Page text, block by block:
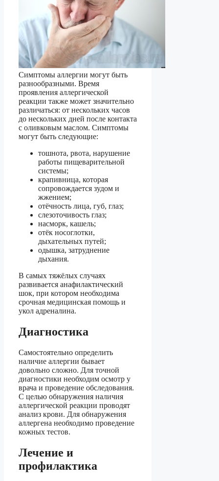
Симптомы аллергии могут быть
разнообразными. Время
проявления аллергической
реакции также может значительно
различаться: от нескольких часов
до нескольких дней после контакта
с оливковым маслом. Симптомы
могут быть следующие:
тошнота, рвота, нарушение
работы пищеварительной
системы;
крапивница, которая
сопровождается зудом и
жжением;
отёчность лица, губ, глаз;
слезоточивость глаз;
насморк, кашель;
отёк носоглотки,
дыхательных путей;
одышка, затруднение
дыхания.
В самых тяжёлых случаях
развивается анафилактический
шок, при котором необходима
срочная медицинская помощь и
укол адреналина.
Диагностика
Самостоятельно определить
наличие аллергии бывает
довольно сложно. Для точной
диагностики необходим осмотр у
врача и проведение обследования.
С целью обнаружения наличия
аллергической реакции проводят
анализ крови. Для обнаружения
аллергена необходимо проведение
кожных тестов.
Лечение и
профилактика